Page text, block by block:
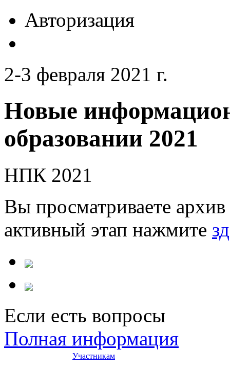
Авторизация
2-3 февраля 2021 г.
Новые
образовании 2021
НПК 2021
Вы просматриваете
активный этап нажмите
Если есть вопросы
Полная информация
Участникам